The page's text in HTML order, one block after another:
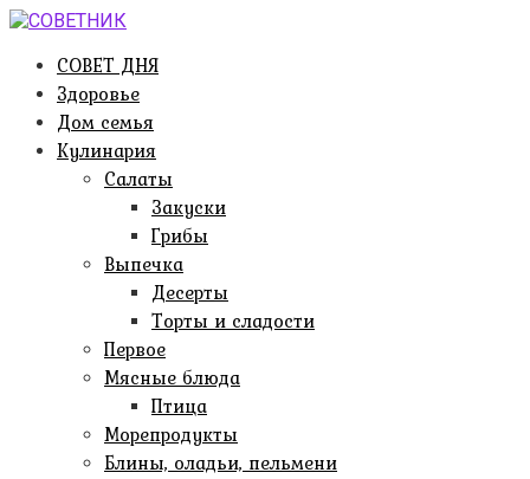
Перейти
контентуСОВЕТ ДНЯ
Здоровье
Дом семья
Кулинария
Салаты
Закуски
Грибы
Выпечка
Десерты
Торты и сладости
Первое
Мясные блюда
Птица
Морепродукты
Блины, оладьи, пельмени